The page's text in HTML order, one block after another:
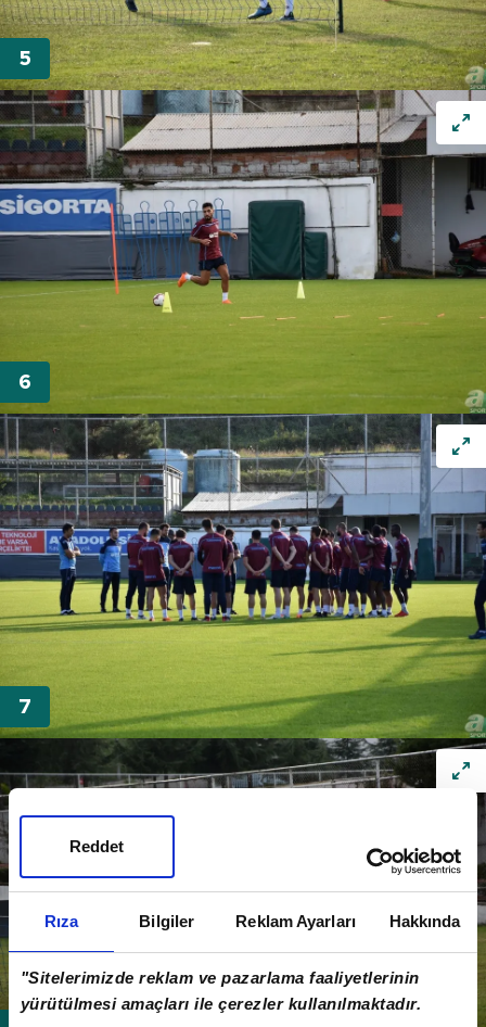
Rıza Bilgiler Reklam Ayarları Hakkında
"Sitelerimizde reklam ve pazarlama faaliyetlerinin
yürütülmesi amaçları ile çerezler kullanılmaktadır.
Reddet